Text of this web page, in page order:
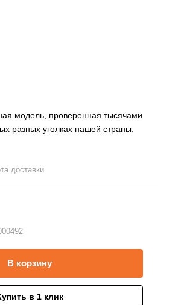
модель, проверенная тысячами
разных уголках нашей страны.
доставки
В корзину
в 1 клик